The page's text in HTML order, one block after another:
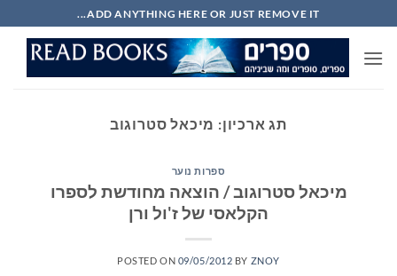
to
content
ADD ANYTHING HERE OR JUST REMOVE IT...
תג ארכיון: מיכאל סטרוגוב
ספרות נוער
מיכאל סטרוגוב / הוצאה מחודשת לספרו
הקלאסי של ז'ול ורן
POSTED ON 09/05/2012 BY ZNOY